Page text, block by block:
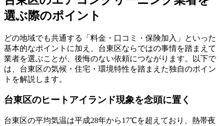
選ぶ際のポイント
どの地域でも共通する「料金・口コミ・保険加入」といった
基本的なポイントに加え、台東区ならではの事情を踏まえて
業者を選ぶことが、後悔のない依頼につながります。以下で
は、台東区の気候・住宅・環境特性を踏まえた独自のポイン
トを解説します。
台東区のヒートアイランド現象を念頭に置く
台東区の平均気温は平成28年から17℃を超えており、熱帯夜